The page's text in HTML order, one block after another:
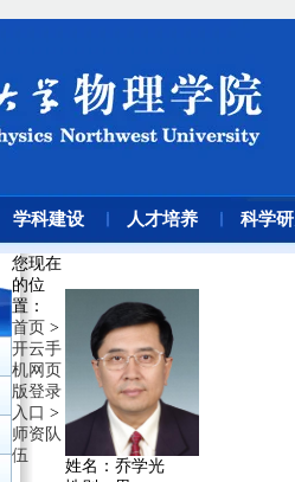
姓名：乔学光
您现在
的位
置 ：
首页 >
开云手
机网页
版登录
入口 >
师资队
伍
学科建设 人才培养 科学